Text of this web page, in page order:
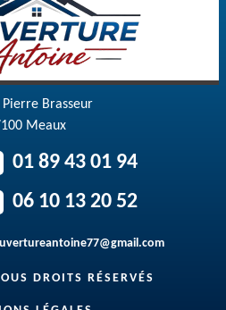
Pierre Brasseur
Meaux
01 89 43 01 94
06 10 13 20 52
DROITS RÉSERVÉS